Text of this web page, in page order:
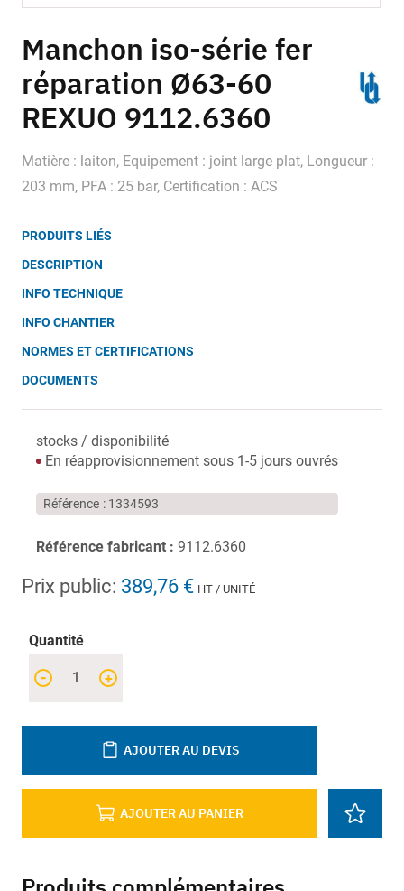
to
the
beginning
of
the
gallery
Manchon iso-série fer
réparation Ø63-60
REXUO 9112.6360
Matière : laiton, Equipement : joint large plat, Longueur :
203 mm, PFA : 25 bar, Certification : ACS
PRODUITS LIÉS
DESCRIPTION
INFO TECHNIQUE
INFO CHANTIER
NORMES ET CERTIFICATIONS
DOCUMENTS
stocks / disponibilité
En réapprovisionnement sous 1-5 jours ouvrés
Référence 1334593
Référence fabricant : 9112.6360
Prix public: 389,76 € HT / UNITÉ
Quantité
+
-
AJOUTER AU PANIER
AJOUTER AU DEVIS